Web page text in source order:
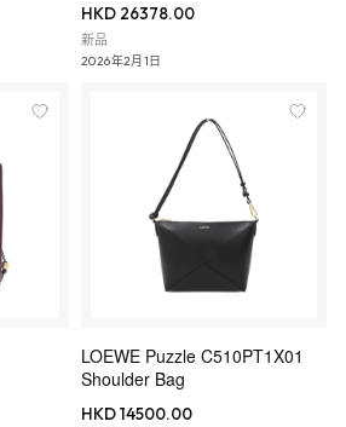
HKD 26378.00
新品
2026年2月1日
LOEWE Puzzle C510PT1X01
Shoulder Bag
HKD 14500.00